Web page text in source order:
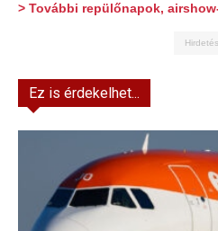
> További repülőnapok,
Hirdetés
Ez is érdekelhet...